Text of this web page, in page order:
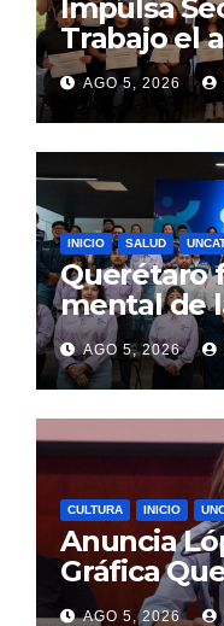
Impulsa
Trabajo el
mujeres
AGO 5, 2026
INICIO SALUD
Querétaro
mental de
alcance
AGO 5, 2026
CULTURA INICIO
Anuncia
Gráfica
CEART
AGO 5, 2026